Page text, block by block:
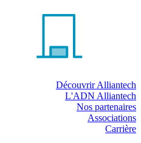
Découvrir Alliantech
L'ADN Alliantech
Nos partenaires
Associations
Carrière